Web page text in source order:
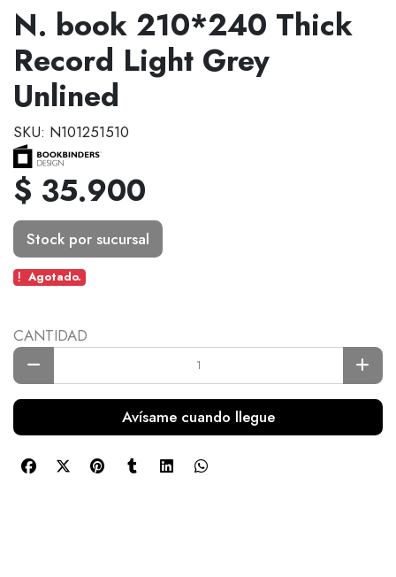
N. book 210*240 Thick
Record Light Grey
Unlined
SKU: N101251510
$ 35.900
Stock por sucursal
Agotado.
CANTIDAD
Avísame cuando llegue